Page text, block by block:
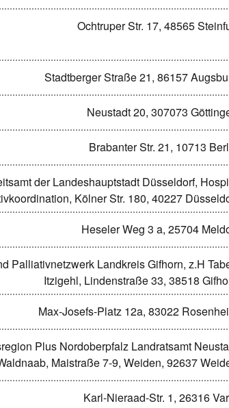
Ochtruper Str. 17, 48565
Stadtberger Straße 21, 86157
Neustadt 20, 307073
Brabanter Str. 21, 10713
der Landeshauptstadt Düsseldorf,
Kölner Str. 180, 40227
Heseler Weg 3 a, 25704
Palliativnetzwerk Landkreis Gifhorn, z.H
Itzigehl, Lindenstraße 33, 38518
Max-Josefs-Platz 12a, 83022
Plus Nordoberpfalz Landratsamt
Maistraße 7-9, Weiden, 92637
Karl-Nieraad-Str. 1, 26316